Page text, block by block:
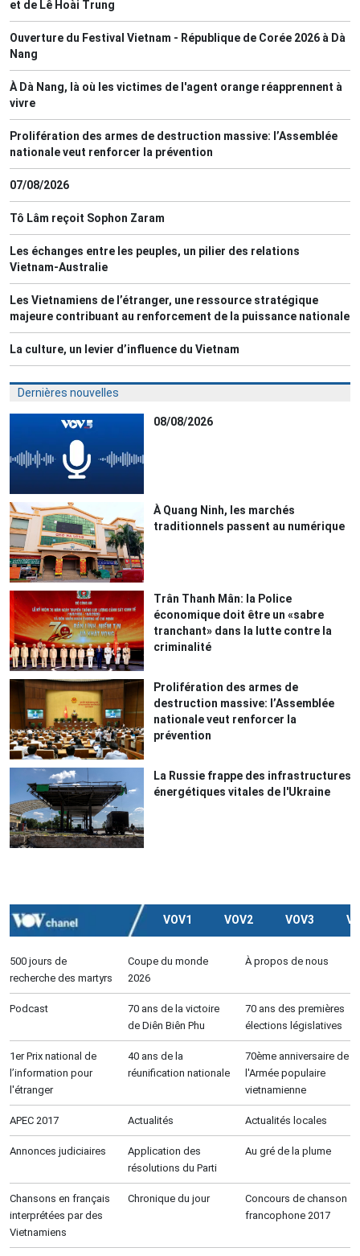
et de Lê Hoài Trung
Ouverture du Festival Vietnam - République de Corée 2026 à Dà
Nang
À Dà Nang, là où les victimes de l'agent orange réapprennent à
vivre
Prolifération des armes de destruction massive: l’Assemblée
nationale veut renforcer la prévention
07/08/2026
Tô Lâm reçoit Sophon Zaram
Les échanges entre les peuples, un pilier des relations
Vietnam-Australie
Les Vietnamiens de l’étranger, une ressource stratégique
majeure contribuant au renforcement de la puissance nationale
La culture, un levier d’influence du Vietnam
Dernières nouvelles
08/08/2026
À Quang Ninh, les marchés
traditionnels passent au numérique
Trân Thanh Mân: la Police
économique doit être un «sabre
tranchant» dans la lutte contre la
criminalité
Prolifération des armes de
destruction massive: l’Assemblée
nationale veut renforcer la
prévention
La Russie frappe des infrastructures
énergétiques vitales de l'Ukraine
VOV1 VOV2 VOV3
500 jours de
recherche des martyrs
Coupe du monde
2026
À propos de nous
Podcast
70 ans de la victoire
de Diên Biên Phu
70 ans des premières
élections législatives
1er Prix national de
l’information pour
l'étranger
40 ans de la
réunification nationale
70ème anniversaire de
l'Armée populaire
vietnamienne
APEC 2017 Actualités Actualités locales
Annonces judiciaires
Application des
résolutions du Parti
Au gré de la plume
Chansons en français
interprétées par des
Vietnamiens
Chronique du jour
Concours de chanson
francophone 2017